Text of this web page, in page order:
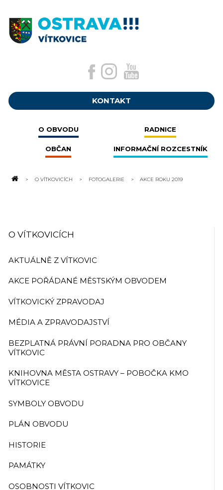
KONTAKT
O OBVODU RADNICE
OBČAN INFORMAČNÍ ROZCESTNÍK
O VÍTKOVICÍCH FOTOGALERIE AKCE ROKU 2019
O VÍTKOVICÍCH
AKTUÁLNĚ Z VÍTKOVIC
AKCE POŘÁDANÉ MĚSTSKÝM OBVODEM
VÍTKOVICKÝ ZPRAVODAJ
MÉDIA A ZPRAVODAJSTVÍ
BEZPLATNÁ PRÁVNÍ PORADNA PRO OBČANY
VÍTKOVIC
KNIHOVNA MĚSTA OSTRAVY – POBOČKA KMO
VÍTKOVICE
SYMBOLY OBVODU
PLÁN OBVODU
HISTORIE
PAMÁTKY
OSOBNOSTI VÍTKOVIC